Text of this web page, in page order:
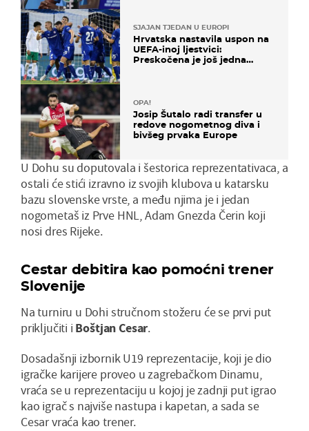
SJAJAN TJEDAN U EUROPI
Hrvatska nastavila uspon na
UEFA-inoj ljestvici:
Preskočena je još jedna
OPA!
Josip Šutalo radi transfer u
redove nogometnog diva i
bivšeg prvaka Europe
U Dohu su doputovala i šestorica reprezentativaca, a
ostali će stići izravno iz svojih klubova u katarsku
bazu slovenske vrste, a među njima je i jedan
nogometaš iz Prve HNL, Adam Gnezda Čerin koji
nosi dres Rijeke.
Cestar debitira kao pomoćni trener
Slovenije
Na turniru u Dohi stručnom stožeru će se prvi put
priključiti i Boštjan Cesar.
Dosadašnji izbornik U19 reprezentacije, koji je dio
igračke karijere proveo u zagrebačkom Dinamu,
vraća se u reprezentaciju u kojoj je zadnji put igrao
kao igrač s najviše nastupa i kapetan, a sada se
Cesar vraća kao trener.